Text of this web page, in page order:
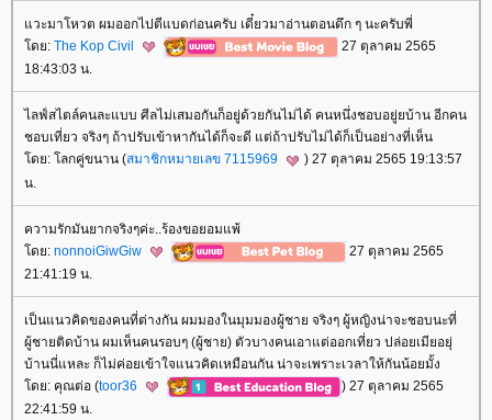
วะมาโหวต ผมออกไปตีแบดก่อนครับ เดี๋ยวมาอ่านตอนดึก ๆ นะครับพี่
ดย: The Kop Civil
27 ตุลาคม 2565
18:43:03 น.
ไลฟ์สไตล์คนละแบบ ศีลไม่เสมอกันก็อยู่ด้วยกันไม่ได้ คนหนึ่งชอบอยู่ยบ้าน อีกคน
ชอบเที่ยว จริงๆ ถ้าปรับเข้าหากันได้ก็จะดี แต่ถ้าปรับไม่ได้ก็เป็นอย่างที่เห็น
ดย: โลกคู่ขนาน (สมาชิกหมายเลข 7115969
) 27 ตุลาคม 2565 19:13:57
น.
ความรักมันยากจริงๆค่ะ..ร้องขอยอมแพ้
ดย: nonnoiGiwGiw
27 ตุลาคม 2565
21:41:19 น.
เป็นแนวคิดของคนที่ต่างกัน ผมมองในมุมมองผู้ชาย จริงๆ ผู้หญิงน่าจะชอบนะที่
ผู้ชายติดบ้าน ผมเห็นคนรอบๆ (ผู้ชาย) ตัวบางคนเอาแต่ออกเที่ยว ปล่อยเมียอยุ่
บ้านนี่แหละ ก็ไม่ค่อยเข้าใจแนวคิดเหมือนกัน น่าจะเพราะเวลาให้กันน้อยมั้ง
ดย: คุณต่อ (toor36
) 27 ตุลาคม 2565
22:41:59 น.